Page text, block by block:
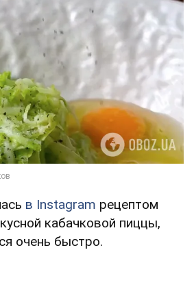
в Instagram рецептом
кабачковой пиццы,
очень быстро.